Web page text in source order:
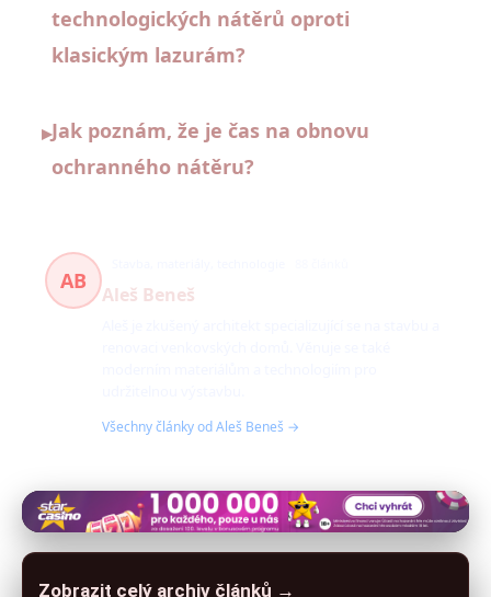
technologických nátěrů oproti
klasickým lazurám?
▸Jak poznám, že je čas na obnovu
ochranného nátěru?
AB
Aleš Beneš
Všechny články od Aleš Beneš →
Zobrazit celý archiv článků →